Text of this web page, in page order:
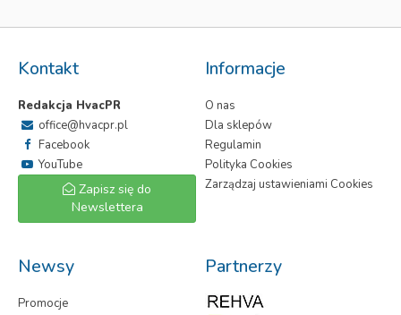
Kontakt
Redakcja HvacPR
office@hvacpr.pl
Facebook
YouTube
Zapisz się do
Newslettera
Informacje
O nas
Dla sklepów
Regulamin
Polityka Cookies
Zarządzaj ustawieniami Cookies
Newsy
Promocje
Partnerzy